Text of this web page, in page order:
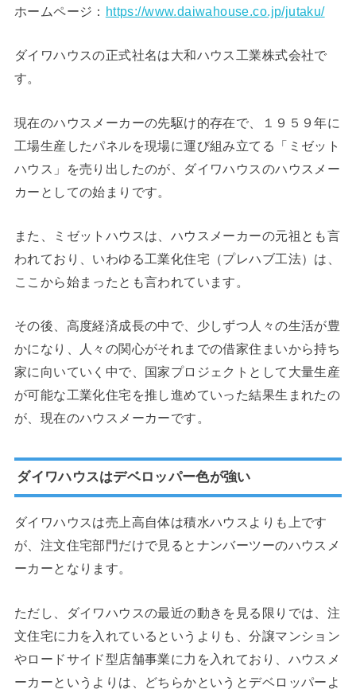
ホームページ： https://www.daiwahouse.co.jp/jutaku/
ダイワハウスの正式社名は大和ハウス工業株式会社で
す。
現在のハウスメーカーの先駆け的存在で、１９５９年に
工場生産したパネルを現場に運び組み立てる「ミゼット
ハウス」を売り出したのが、ダイワハウスのハウスメー
カーとしての始まりです。
また、ミゼットハウスは、ハウスメーカーの元祖とも言
われており、いわゆる工業化住宅（プレハブ工法）は、
ここから始まったとも言われています。
その後、高度経済成長の中で、少しずつ人々の生活が豊
かになり、人々の関心がそれまでの借家住まいから持ち
家に向いていく中で、国家プロジェクトとして大量生産
が可能な工業化住宅を推し進めていった結果生まれたの
が、現在のハウスメーカーです。
ダイワハウスはデベロッパー色が強い
ダイワハウスは売上高自体は積水ハウスよりも上です
が、注文住宅部門だけで見るとナンバーツーのハウスメ
ーカーとなります。
ただし、ダイワハウスの最近の動きを見る限りでは、注
文住宅に力を入れているというよりも、分譲マンション
やロードサイド型店舗事業に力を入れており、ハウスメ
ーカーというよりは、どちらかというとデベロッパーよ